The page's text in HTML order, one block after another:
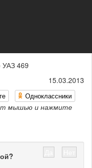
УАЗ 469
15.03.2013
Одноклассники
мышью и нажмите